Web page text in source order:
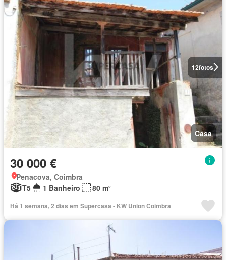
12fotos
Casa
30 000 €
Penacova, Coimbra
T5
1 Banheiro 80 m²
Há 1 semana, 2 dias em Supercasa - KW Union Coimbra